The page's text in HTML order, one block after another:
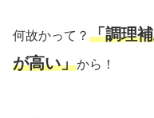
何故かって？ 「調理
が高い」から！